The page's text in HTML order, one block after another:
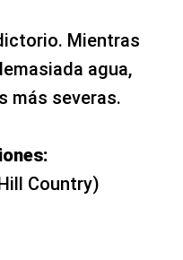
Mientras
agua,
más severas.
Country)